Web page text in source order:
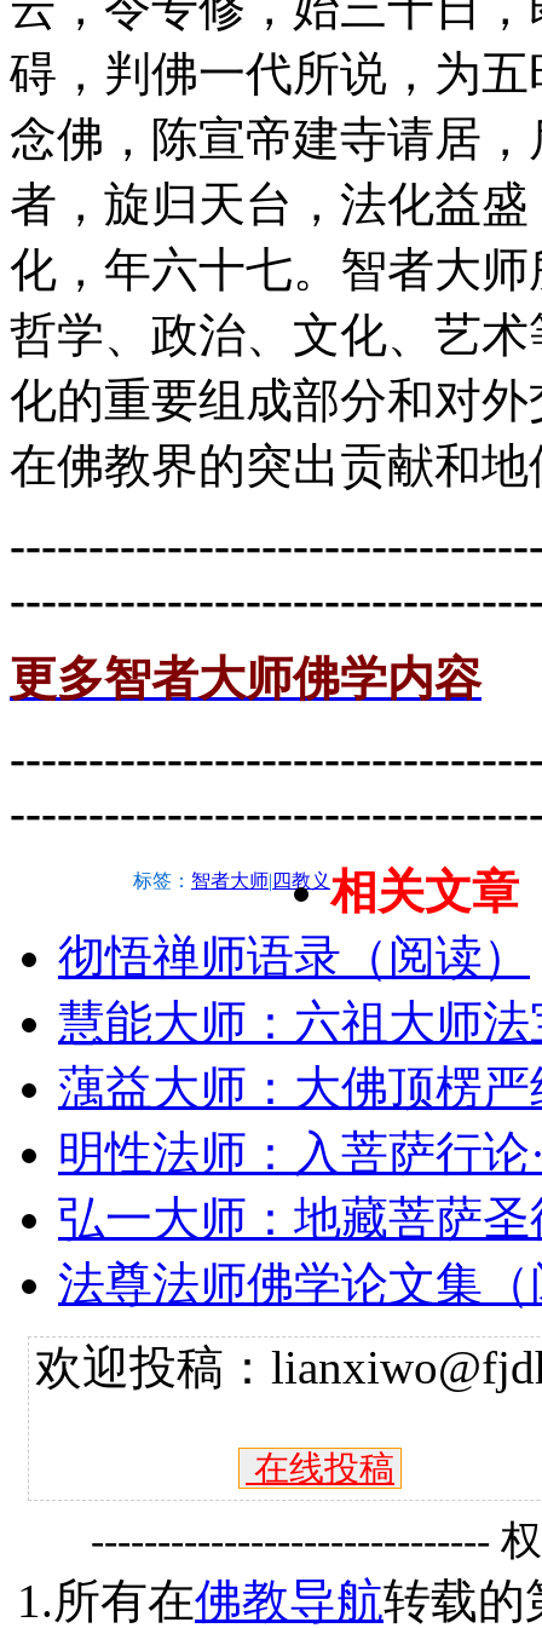
碍，判佛一代所说，为
念佛，陈宣帝建寺请居
者，旋归天台，法化益
化，年六十七。智者大
哲学、政治、文化、艺
化的重要组成部分和对
在佛教界的突出贡献和
更多智者大师佛学内容
标签： 智者大师| 四教义相关文章
彻悟禅师语录（阅读）
慧能大师：六祖大师
蕅益大师：大佛顶楞
明性法师：入菩萨行
弘一大师：地藏菩萨
法尊法师佛学论文集
欢迎投稿：
在线投稿
------------------------------
1.所有在佛教导航转载的